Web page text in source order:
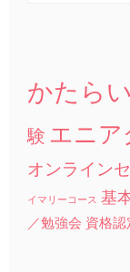
かたらい
験 エニア
オンライン
イマリーコース 基
／勉強会 資格認